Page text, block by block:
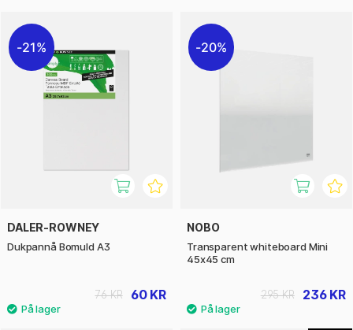
21%
DALER-ROWNEY
Dukpannå Bomuld A3
60 KR
76 KR
20%
NOBO
Transparent whiteboard Mini
45x45 cm
236 KR
295 KR